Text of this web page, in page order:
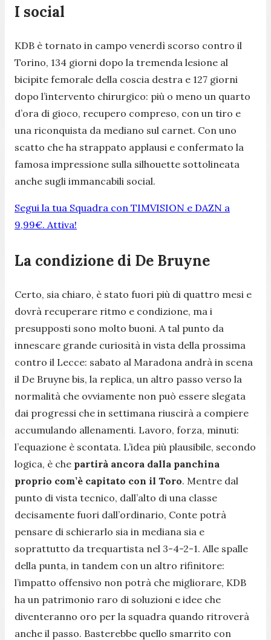
I social
KDB è tornato in campo venerdì scorso contro il
Torino, 134 giorni dopo la tremenda lesione al
bicipite femorale della coscia destra e 127 giorni
dopo l’intervento chirurgico: più o meno un quarto
d’ora di gioco, recupero compreso, con un tiro e
una riconquista da mediano sul carnet. Con uno
scatto che ha strappato applausi e confermato la
famosa impressione sulla silhouette sottolineata
anche sugli immancabili social.
Segui la tua Squadra con TIMVISION e DAZN a
9,99€. Attiva!
La condizione di De Bruyne
Certo, sia chiaro, è stato fuori più di quattro mesi e
dovrà recuperare ritmo e condizione, ma i
presupposti sono molto buoni. A tal punto da
innescare grande curiosità in vista della prossima
contro il Lecce: sabato al Maradona andrà in scena
il De Bruyne bis, la replica, un altro passo verso la
normalità che ovviamente non può essere slegata
dai progressi che in settimana riuscirà a compiere
accumulando allenamenti. Lavoro, forza, minuti:
l’equazione è scontata. L’idea più plausibile, secondo
logica, è che partirà ancora dalla panchina
proprio com’è capitato con il Toro. Mentre dal
punto di vista tecnico, dall’alto di una classe
decisamente fuori dall’ordinario, Conte potrà
pensare di schierarlo sia in mediana sia e
soprattutto da trequartista nel 3-4-2-1. Alle spalle
della punta, in tandem con un altro rifinitore:
l’impatto offensivo non potrà che migliorare, KDB
ha un patrimonio raro di soluzioni e idee che
diventeranno oro per la squadra quando ritroverà
anche il passo. Basterebbe quello smarrito con